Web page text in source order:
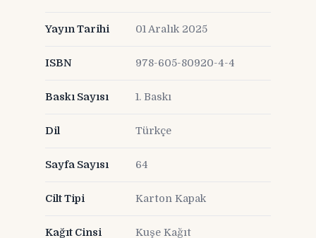
Yayın Tarihi 01 Aralık 2025
ISBN 978-605-80920-4-4
Baskı Sayısı 1. Baskı
Dil Türkçe
Sayfa Sayısı 64
Cilt Tipi Karton Kapak
Kağıt Cinsi Kuşe Kağıt